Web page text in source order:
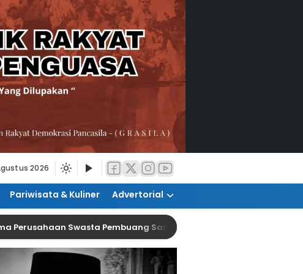
2026
Pariwisata & Kuliner Advertorial
Swasta Pembuang Sampah Ilegal